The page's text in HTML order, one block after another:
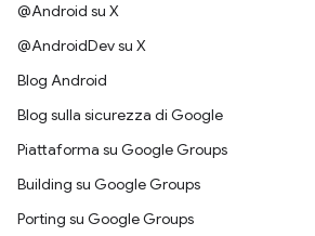
@Android su X
@AndroidDev su X
Blog Android
Blog sulla sicurezza di Google
Piattaforma su Google Groups
Building su Google Groups
Porting su Google Groups